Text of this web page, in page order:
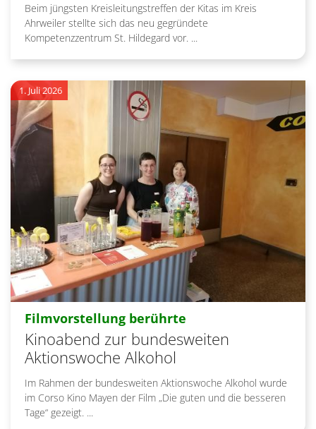
Beim jüngsten Kreisleitungstreffen der Kitas im Kreis
Ahrweiler stellte sich das neu gegründete
Kompetenzzentrum St. Hildegard vor. ...
Filmvorstellung berührte
Kinoabend zur bundesweiten
Aktionswoche Alkohol
1. Juli 2026
Im Rahmen der bundesweiten Aktionswoche Alkohol wurde
im Corso Kino Mayen der Film „Die guten und die besseren
Tage“ gezeigt. ...